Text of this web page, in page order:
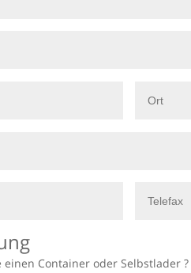
einen Container oder Selbstlader ?